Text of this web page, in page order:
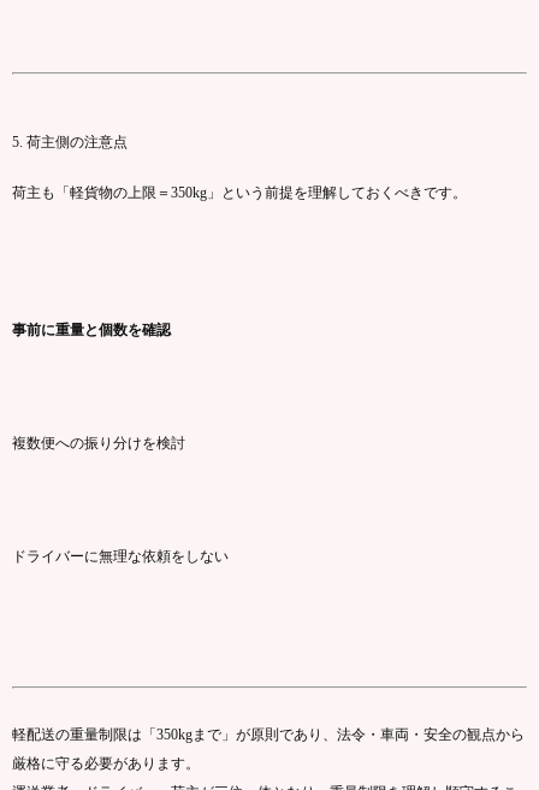
5. 荷主側の注意点
荷主 も「 軽貨物の上限＝ 350kg」 という 前提を理解しておく べきです。
事前に重量と個数を確認
複数便への振り分けを検討
ドライバーに無理な依頼を しない
軽配送の重量制限は「 350kgまで」 が原則 であり、 法令・ 車両・ 安全の観点から
厳格に守る必要があり ます。